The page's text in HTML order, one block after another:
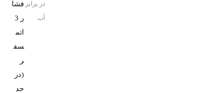
در برابر
آب
فشا
ر 3
اتم
سف
ر
(در
حد